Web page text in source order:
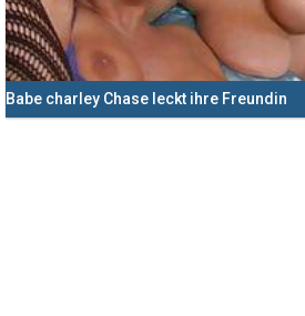
Babe charley Chase leckt ihre Freundin